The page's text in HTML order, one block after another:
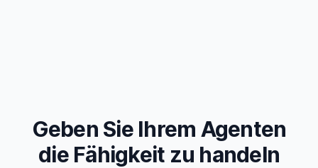
Geben Sie Ihrem Agenten
die Fähigkeit zu handeln